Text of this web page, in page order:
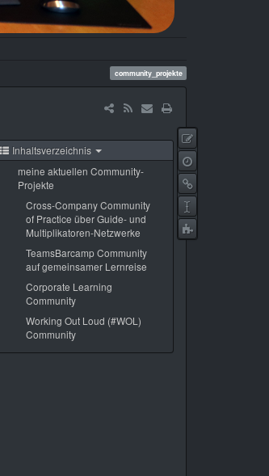
community_projekte
Quelltext
Versionen
hierher
umbenennen
this
Inhaltsverzeichnis
meine aktuellen Community-
Projekte
Cross-Company Community
of Practice über Guide- und
Multiplikatoren-Netzwerke
TeamsBarcamp Community
auf gemeinsamer Lernreise
Corporate Learning
Community
Working Out Loud (#WOL)
Community